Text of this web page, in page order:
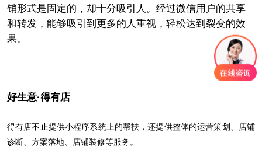
销形式是固定的，却十分吸引人。经过微信用户的共享
和转发，能够吸引到更多的人重视， 轻松达到裂变的效
果。
好生意·得有店
得有店不止提供小程序系统上的帮扶，还提供整体的运营策划、店铺
诊断、方案落地、店铺装修等服务。